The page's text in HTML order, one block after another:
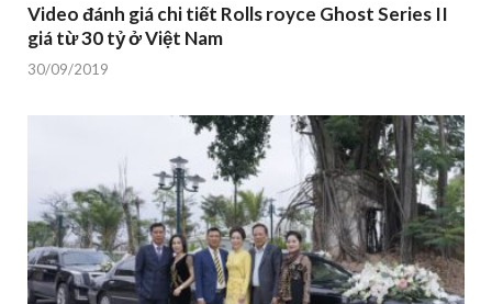
Video đánh giá chi tiết Rolls royce Ghost Series II
giá từ 30 tỷ ở Việt Nam
30/09/2019